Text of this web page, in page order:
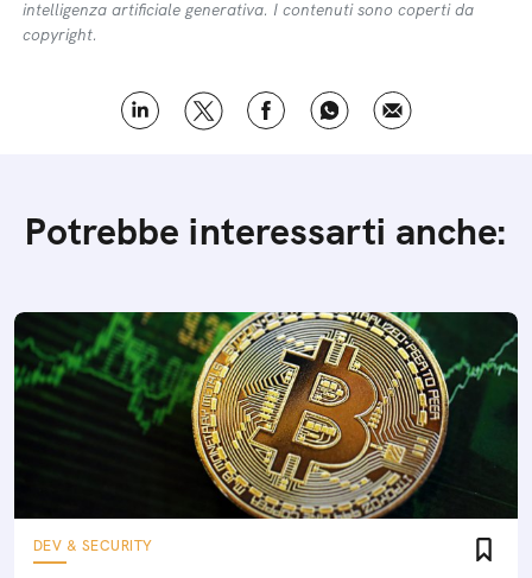
intelligenza artificiale generativa. I contenuti sono coperti da
copyright.
Potrebbe interessarti anche:
DEV & SECURITY